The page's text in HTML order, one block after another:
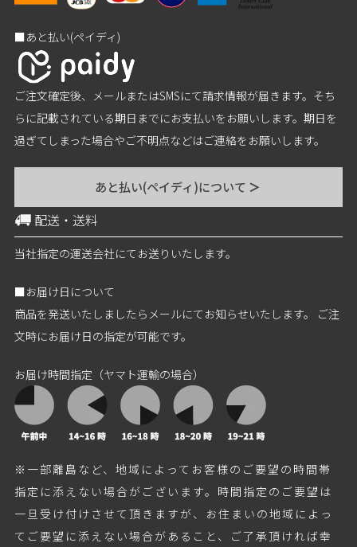
■あと払い(ペイディ)
ご注文確定後、メールまたはSMSにて請求情報が届きます。そち
らに記載されている期日までにお支払いをお願いします。期日を
過ぎてしまった場合やご不明点などはご連絡をお願いします。
あと払い(ペイディ)について ＞
配送・送料
当社指定の運送会社にてお送りいたします。
■お届け日について
商品を発送いたしましたらメールにてお知らせいたします。 ご注
文時にお届け日の指定が可能です。
お届け時間指定（ヤマト運輸の場合）
※一部離島など、地域によってお客様のご要望の時間帯
指定に添えない場合がございます。時間指定のご要望は
一旦受け付けさせて頂きますが、お住まいの地域によっ
てご要望に添えない場合があること、ご了承頂ければ幸